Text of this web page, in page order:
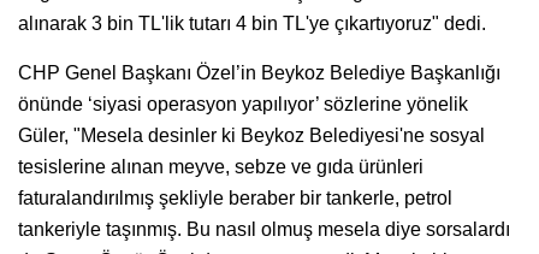
alınarak 3 bin TL'lik tutarı 4 bin TL'ye çıkartıyoruz" dedi.
CHP Genel Başkanı Özel’in Beykoz Belediye Başkanlığı
önünde ‘siyasi operasyon yapılıyor’ sözlerine yönelik
Güler, "Mesela desinler ki Beykoz Belediyesi'ne sosyal
tesislerine alınan meyve, sebze ve gıda ürünleri
faturalandırılmış şekliyle beraber bir tankerle, petrol
tankeriyle taşınmış. Bu nasıl olmuş mesela diye sorsalardı